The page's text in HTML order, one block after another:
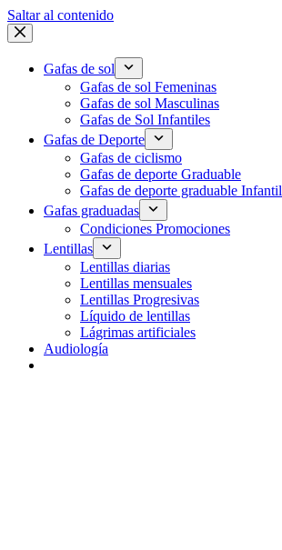
Saltar al contenido
Gafas de sol
Gafas de sol Femeninas
Gafas de sol Masculinas
Gafas de Sol Infantiles
Gafas de Deporte
Gafas de ciclismo
Gafas de deporte Graduable
Gafas de deporte graduable Infantil
Gafas graduadas
Condiciones Promociones
Lentillas
Lentillas diarias
Lentillas mensuales
Lentillas Progresivas
Líquido de lentillas
Lágrimas artificiales
Audiología